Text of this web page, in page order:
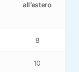
all’estero
8
10